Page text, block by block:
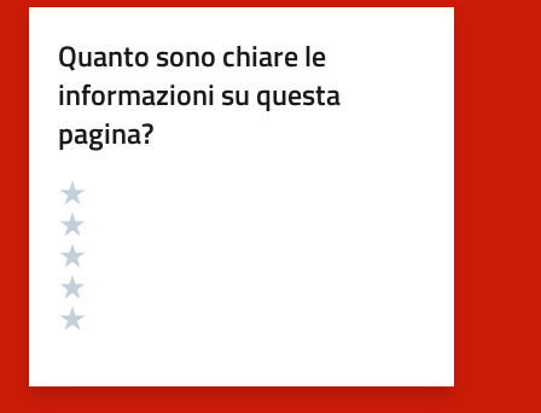
Quanto sono chiare le
informazioni su questa
pagina?
Valutazione